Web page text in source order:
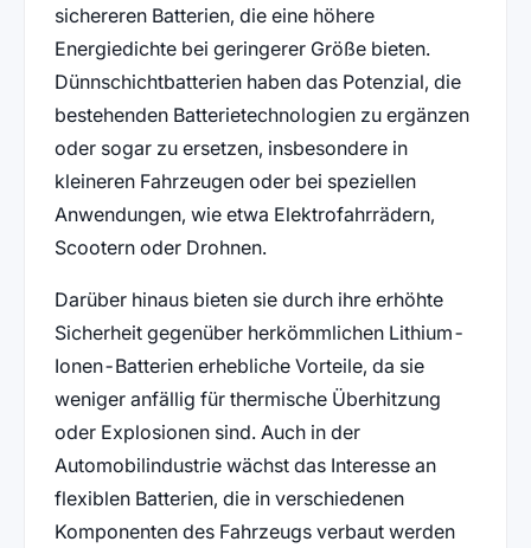
sichereren Batterien, die eine höhere
Energiedichte bei geringerer Größe bieten.
Dünnschichtbatterien haben das Potenzial, die
bestehenden Batterietechnologien zu ergänzen
oder sogar zu ersetzen, insbesondere in
kleineren Fahrzeugen oder bei speziellen
Anwendungen, wie etwa Elektrofahrrädern,
Scootern oder Drohnen.
Darüber hinaus bieten sie durch ihre erhöhte
Sicherheit gegenüber herkömmlichen Lithium-
Ionen-Batterien erhebliche Vorteile, da sie
weniger anfällig für thermische Überhitzung
oder Explosionen sind. Auch in der
Automobilindustrie wächst das Interesse an
flexiblen Batterien, die in verschiedenen
Komponenten des Fahrzeugs verbaut werden